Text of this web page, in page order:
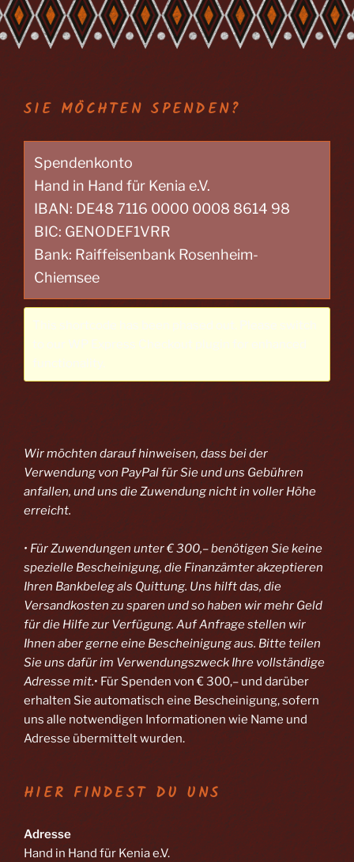
SIE MÖCHTEN SPENDEN?
Spendenkonto
Hand in Hand für Kenia e.V.
IBAN: DE48 7116 0000 0008 8614 98
BIC: GENODEF1VRR
Bank: Raiffeisenbank Rosenheim-
Chiemsee
This shortcode has been phased out. Please switch
to our WP Express Checkout plugin for enhanced
functionality.
Wir möchten darauf hinweisen, dass bei der
Verwendung von PayPalfür Sie und uns Gebühren
anfallen, und uns die Zuwendung nicht in voller Höhe
erreicht.
• Für Zuwendungen unter € 300,– benötigen Sie keine
spezielle Bescheinigung, die Finanzämter akzeptieren
Ihren Bankbeleg als Quittung. Uns hilft das, die
Versandkosten zu sparen und so haben wir mehr Geld
für die Hilfe zur Verfügung. Auf Anfrage stellen wir
Ihnen aber gerne eine Bescheinigung aus. Bitte teilen
Sie uns dafür im Verwendungszweck Ihre vollständige
Adresse mit.• Für Spenden von € 300,– und darüber
erhalten Sie automatisch eine Bescheinigung, sofern
uns alle notwendigen Informationen wie Name und
Adresse übermittelt wurden.
HIER FINDEST DU UNS
Adresse
Hand in Hand für Kenia e.V.